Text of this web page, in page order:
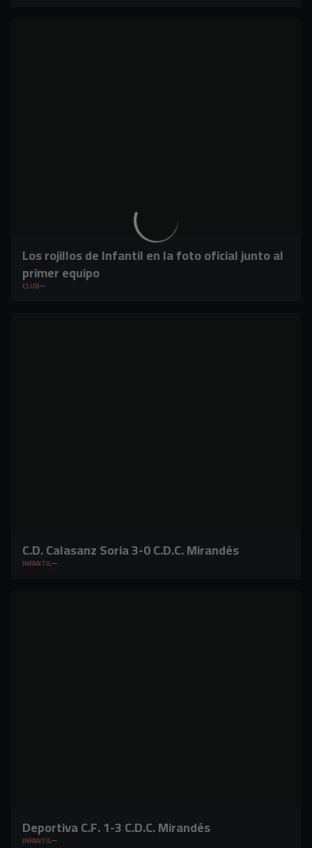
Los rojillos de Infantil en la foto oficial junto al
primer equipo
CLUB
C.D. Calasanz Soria 3-0 C.D.C. Mirandés
INFANTIL
Deportiva C.F. 1-3 C.D.C. Mirandés
INFANTIL